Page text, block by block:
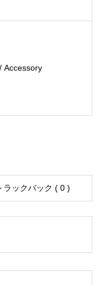
Accessory
ラックバック ( 0 )